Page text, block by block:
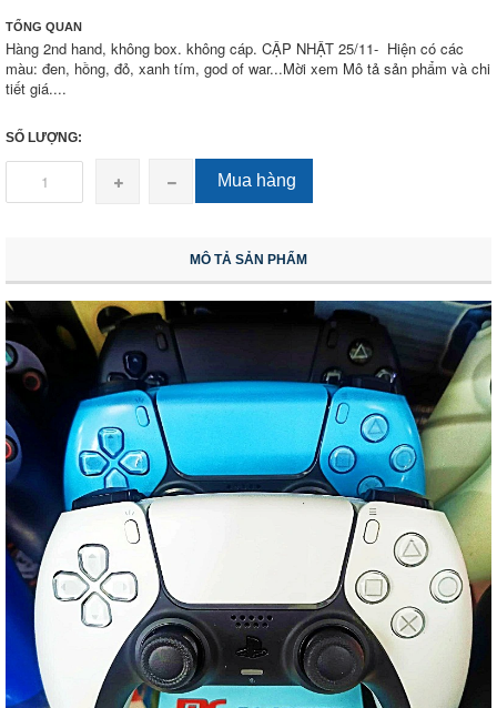
TỔNG QUAN
Hàng 2nd hand, không box. không cáp. CẬP NHẬT 25/11- Hiện có các
màu: đen, hồng, đỏ, xanh tím, god of war...Mời xem Mô tả sản phẩm và chi
tiết giá....
SỐ LƯỢNG:
Mua hàng
MÔ TẢ SẢN PHẨM